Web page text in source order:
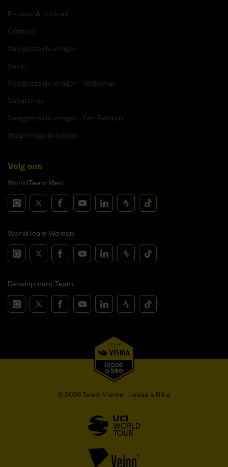
Privacy & cookies
Contact
Veelgestelde vragen
Velon
Veelgestelde vragen - Webshop
Vacatures
Veelgestelde vragen - Fan Peloton
Stagemogelijkheden
Volg ons
WorldTeam Men
WorldTeam Women
Development Team
© 2026 Team Visma | Lease a Bike